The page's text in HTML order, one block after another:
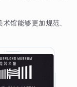
馆能够更加规范、